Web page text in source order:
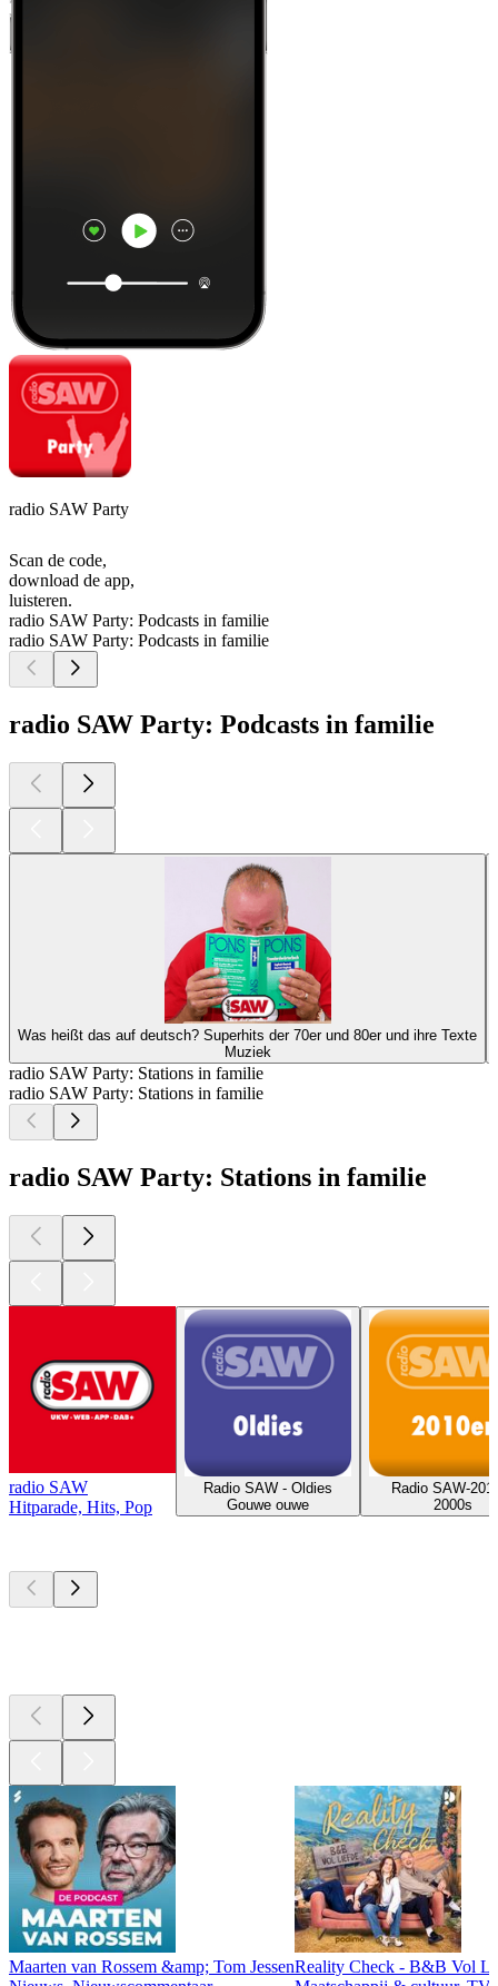
radio SAW Party
Scan de code,
download de app,
luisteren.
radio SAW Party: Podcasts in familie
radio SAW Party: Podcasts in familie
radio SAW Party: Podcasts in familie
Was heißt das auf deutsch? Superhits der 70er und 80er und ihre Texte
Muziek
radio SAW Party: Stations in familie
radio SAW Party: Stations in familie
radio SAW Party: Stations in familie
radio SAW
Hitparade, Hits, Pop
Radio SAW - Oldies
Gouwe ouwe
Radio SAW-
2000s
Maarten van Rossem &amp; Tom JessenReality Check - B&B Vol